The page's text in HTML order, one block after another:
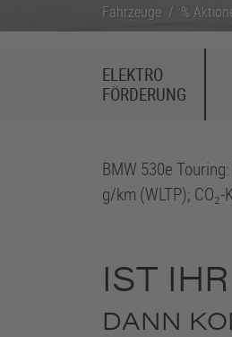
Fahrzeuge / %
Fahrzeuge / %
ELEKTRO
FÖRDERUNG
BMW 530e
g/km (WLTP);
IST
DANN